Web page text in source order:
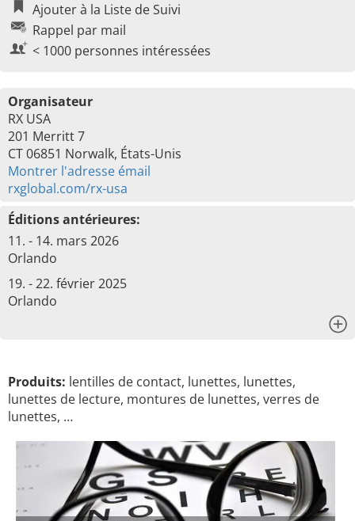
Ajouter à la Liste de Suivi
Rappel par mail
< 1000 personnes intéressées
Organisateur
RX USA
201 Merritt 7
CT 06851 Norwalk, États-Unis
Montrer l'adresse émail
rxglobal.com/rx-usa
Éditions antérieures:
11. - 14. mars 2026
Orlando
19. - 22. février 2025
Orlando
Produits: lentilles de contact, lunettes, lunettes,
lunettes de lecture, montures de lunettes, verres de
lunettes, …